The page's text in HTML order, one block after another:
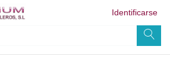
Identificarse